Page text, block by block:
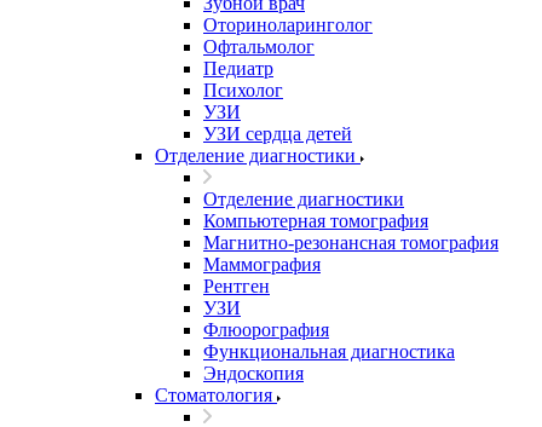
Оториноларинголог
Офтальмолог
Педиатр
Психолог
УЗИ
УЗИ сердца детей
Отделение диагностики
Отделение диагностики
Компьютерная томография
Магнитно-резонансная томография
Маммография
Рентген
УЗИ
Флюорография
Функциональная диагностика
Эндоскопия
Стоматология